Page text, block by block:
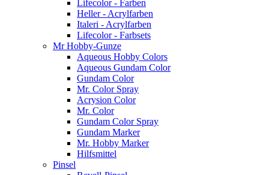
Lifecolor - Farben
Heller - Acrylfarben
Italeri - Acrylfarben
Lifecolor - Farbsets
Mr Hobby-Gunze
Aqueous Hobby Colors
Aqueous Gundam Color
Gundam Color
Mr. Color Spray
Acrysion Color
Mr. Color
Gundam Color Spray
Gundam Marker
Mr. Hobby Marker
Hilfsmittel
Pinsel